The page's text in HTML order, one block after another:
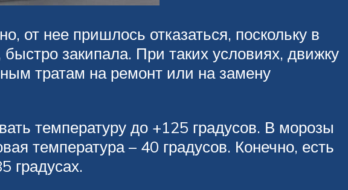
от нее пришлось отказаться, поскольку в
закипала. При таких условиях, движку
тратам на ремонт или на замену
температуру до +125 градусов. В морозы
температура – 40 градусов. Конечно, есть
градусах.